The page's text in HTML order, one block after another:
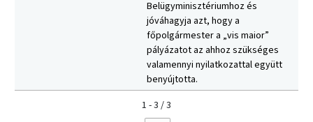
Belügyminisztériumhoz és
jóváhagyja azt, hogy a
főpolgármester a „vis maior”
pályázatot az ahhoz szükséges
valamennyi nyilatkozattal együtt
benyújtotta.
1 - 3 / 3